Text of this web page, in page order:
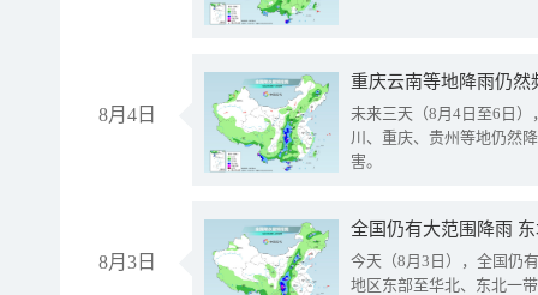
8月4日
重庆云南等地降雨仍然
未来三天（8月4日至6日
川、重庆、贵州等地仍然
害。
8月3日
全国仍有大范围降雨
今天（8月3日），全国仍
地区东部至华北、东北一